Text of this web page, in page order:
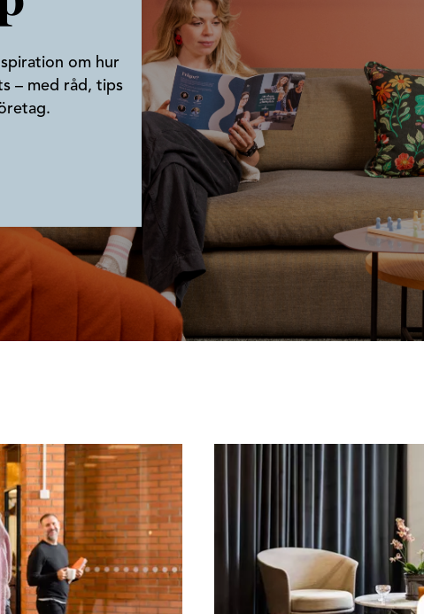
om hur
– med råd, tips
Sätt kontoret under lupp och